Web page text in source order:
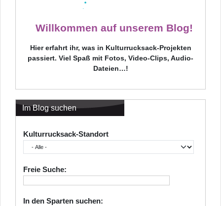
Willkommen auf unserem Blog!
Hier erfahrt ihr, was in Kulturrucksack-Projekten
passiert. Viel Spaß mit Fotos, Video-Clips, Audio-
Dateien…!
Im Blog suchen
Kulturrucksack-Standort
Freie Suche:
In den Sparten suchen: